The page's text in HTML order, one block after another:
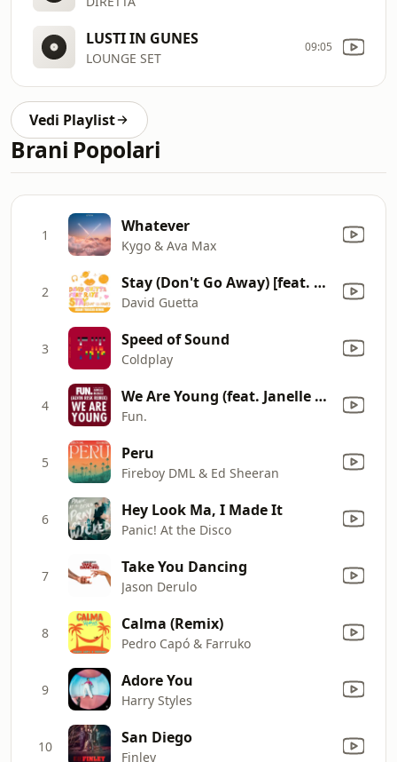
LUSTI IN GUNES
LOUNGE SET
09:05
Vedi Playlist
Brani Popolari
1 Whatever
Kygo & Ava Max
2 Stay (Don't Go Away) [feat. Raye] [Adam Trigger Remix]
David Guetta
3 Speed of Sound
Coldplay
4 We Are Young (feat. Janelle Monáe) [Alvin Risk Remix]
Fun.
5 Peru
Fireboy DML & Ed Sheeran
6 Hey Look Ma, I Made It
Panic! At the Disco
7 Take You Dancing
Jason Derulo
8 Calma (Remix)
Pedro Capó & Farruko
9 Adore You
Harry Styles
10 San Diego
Finley